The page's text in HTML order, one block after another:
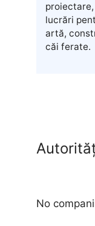
lucrări
artă,
căi ferate.
No